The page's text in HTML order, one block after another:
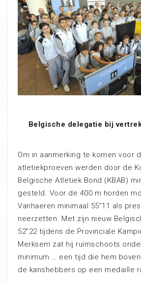
Belgische delegatie bij
Om in aanmerking te komen voor
atletiekproeven werden door de
Belgische Atletiek Bond (KBAB)
gesteld. Voor de 400 m horden
Vanhaeren minimaal 55”11 als
neerzetten. Met zijn nieuw
52”22 tijdens de Provinciale
Merksem zat hij ruimschoots
minimum … een tijd die hem
de kanshebbers op een medaille